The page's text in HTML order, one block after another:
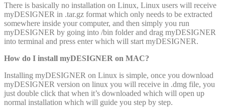
There is basically no installation on Linux, Linux users will receive
myDESIGNER in .tar.gz format which only needs to be extracted
somewhere inside your computer, and then simply you run
myDESIGNER by going into /bin folder and drag myDESIGNER
into terminal and press enter which will start myDESIGNER.
How do I install myDESIGNER on MAC?
Installing myDESIGNER on Linux is simple, once you download
myDESIGNER version on linux you will receive in .dmg file, you
just double click that when it’s downloaded which will open up
normal installation which will guide you step by step.